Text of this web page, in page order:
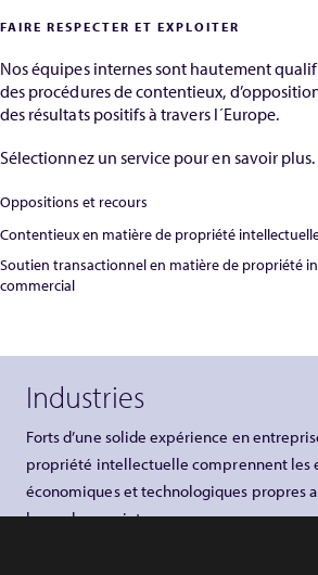
FAIRE RESPECTER ET EXPLOITER
Nos équipes internes sont hautement
des procédures de contentieux,
des résultats positifs à travers l´Europe.
Sélectionnez un service pour en savoir plus.
Oppositions et recours
Contentieux en matière de propriété
Soutien transactionnel en matière de propriété
commercial
Industries
Forts d’une solide expérience en
propriété intellectuelle comprennent les
économiques et technologiques propres
lesquels nous intervenons.